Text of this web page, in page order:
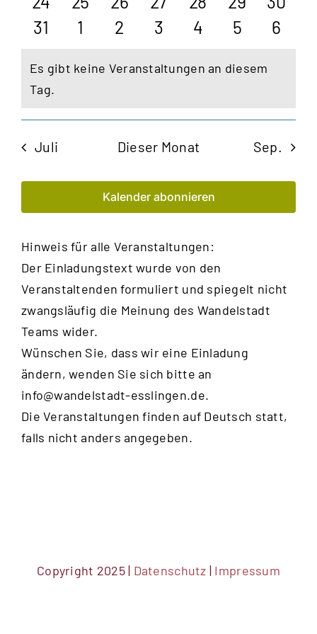
Veranstaltungen
Veranstaltungen
Veranstaltungen
Veranstaltungen
Veranstaltungen
0
31
0
1
0
2
0
3
0
4
0
5
0
6
Hinweis
Es gibt keine Veranstaltungen an diesem
Tag.
Juli Dieser Monat Sep.
Kalender abonnieren
Hinweis für alle Veranstaltungen:
Der Einladungstext wurde von den
Veranstaltenden formuliert und spiegelt nicht
zwangsläufig die Meinung des Wandelstadt
Teams wider.
Wünschen Sie, dass wir eine Einladung
ändern, wenden Sie sich bitte an
info@wandelstadt-esslingen.de.
Die Veranstaltungen finden auf Deutsch statt,
falls nicht anders angegeben.
Copyright 2025 | Datenschutz | Impressum